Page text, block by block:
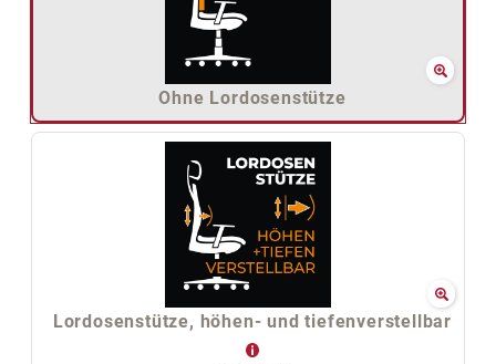
Ohne Lordosenstütze
Lordosenstütze, höhen- und tiefenverstellbar